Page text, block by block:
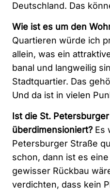
Deutschland. Das
Wie ist es um den
Quartieren würde ich
allein, was ein
banal und langweilig
Stadtquartier. Das
Und da ist in vielen
Ist die St.
überdimensioniert? Es
Petersburger Straße
schon, dann ist es
gewisser Rückbau
verdichten, dass kein